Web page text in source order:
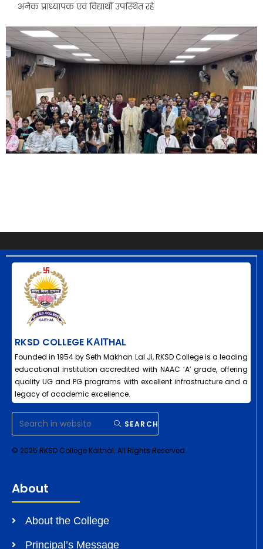
अनेक प्राध्यापक एवं विद्यार्थी उपस्थित रहे
RKSD COLLEGE ΚΑΙΤHAL
Founded in 1954 by Seth Makhan Lal Ji, RKSD College is a leading
educational institution accredited with NAAC ‘A’ grade, offering
quality UG and PG programs with excellent infrastructure and a
legacy of academic excellence.
SEARCH
© 2025 RKSD College Kaithal. All Rights Reserved.
About
About the College
Principal’s Message